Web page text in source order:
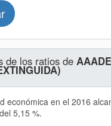
de los ratios de
económica en el 2016
5,15 %.